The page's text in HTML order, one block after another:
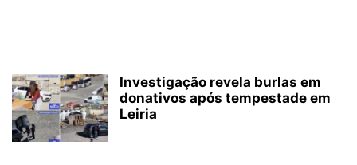
Investigação revela burlas em
donativos após tempestade em
Leiria